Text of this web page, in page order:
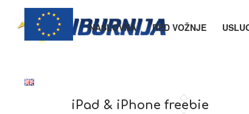
NASLOVNA RED VOŽNJE
iPad & iPhone freebie